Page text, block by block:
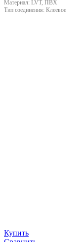
Материал: LVT, ПВХ
Тип соединения: Клеевое
Купить